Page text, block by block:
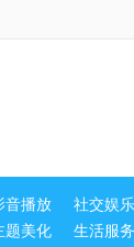
音播放 社交娱乐
题美化 生活服务